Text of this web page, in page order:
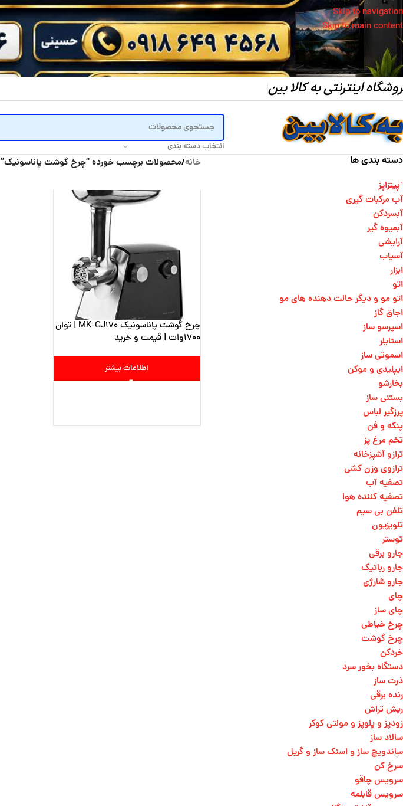
Skip to navigation
Skip to main content
اینترنتی به کالا بین
انتخاب دسته بندی
دسته بندی ها
`پیتزاپز
آب مرکبات گیری
آبسردکن
آبمیوه گیر
آرایشی
آسیاب
ابزار
اتو
اتو مو و دیگر حالت دهنده های مو​
اجاق گاز
اسپرسو ساز
استایلر
اسموتی ساز
ایپلیدی و موکن
بخارشو
بستنی ساز
پرزگیر لباس
پنکه و فن
تخم مرغ پز
ترازو آشپزخانه
ترازوی وزن کشی​
تصفیه آب
تصفیه کننده هوا
تلفن بی سیم
تلویزیون
توستر
جارو برقی
جارو رباتیک
جارو شارژی
چای
چای ساز
چرخ خیاطی
چرخ گوشت
خردکن
دستگاه بخور سرد
ذرت ساز
رنده برقی
ریش تراش
زودپز و پلوپز و مولتی کوکر
سالاد ساز
ساندویچ ساز و اسنک ساز و گریل
سرخ کن
سرویس چاقو
سرویس قابلمه
خانه/محصولات برچسب خورده “چرخ گوشت پاناسونیک”
چرخ گوشت پاناسونیک MK-GJ170 | توان
1700وات | قیمت و خرید
اطلاعات بیشتر